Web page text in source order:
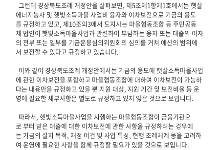
그런데 경상북도조례 개정안을 살펴보면, 제5조제1항제1호에서는 햇살
에너지농사 및 햇빛소득마을 사업비 융자와 이차보전으로 기금의 용도
를 규정하고 있고, 제10조의3에서 도지사는 마을협동조합 등 주민공동
체 법인이 햇빛소득마을사업과 관련하여 부담하는 융자 또는 대출의 이자
의 전부 또는 일부를 기금운용심의위원회의 심의를 거쳐 예산의 범위에
서 보전할 수 있다고 규정하고 있습니다.
이와 같이 경상북도조례 개정안에서는 기금의 용도에 햇살소득마을사업
에 관한 이차보전을 포함하고 마을협동조합에 대하여 이차보전이 가능하
다는 내용만을 규정하고 있을 뿐 지원 대상, 지원 기간 및 보전비율 등 운
영에 필요한 세부사항은 별도로 규정하고 있지 않은 것으로 보입니다.
따라서, 햇빛소득마을사업을 시행하는 마을협동조합이 금융기관으
로 부터 받은 대출에 대한 이차보전에 관한 사항을 규정하려는 경우에
는 기금의 설치 목적, 재정 여건 및 사업 특성, 현행 조례체계 등을 고려하
여 운영에 필요한 사항을 함께 규정할 필요가 있을 것으로 보입니다.